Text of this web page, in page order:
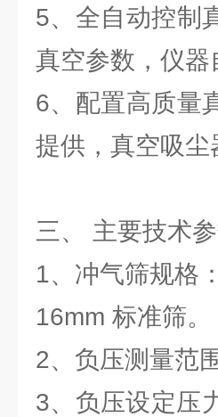
5、全自动控制
真空参数，仪
6、配置高质量
提供，真空吸
三、 主要技术
1、冲气筛规格
16mm 标准筛。
2、负压测量范
3、负压设定压